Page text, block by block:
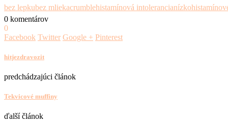
bez lepkubez mliekacrumblehistamínová intolerancia
0 komentárov
0
Facebook Twitter Google + Pinterest
hitjezdravozit
predchádzajúci článok
Tekvicové muffiny
ďalší článok